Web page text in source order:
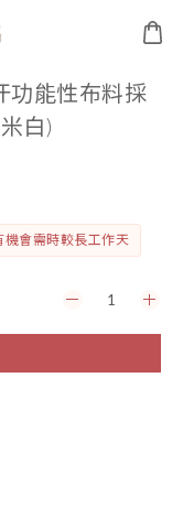
功能性布料採
白)
會需時較長工作天